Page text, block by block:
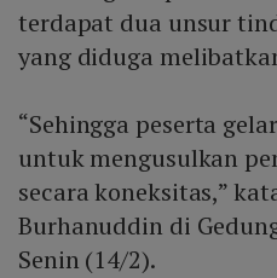
terdapat dua unsur
yang diduga
“Sehingga peserta
untuk mengusulkan
secara koneksitas,”
Burhanuddin di
Senin (14/2).